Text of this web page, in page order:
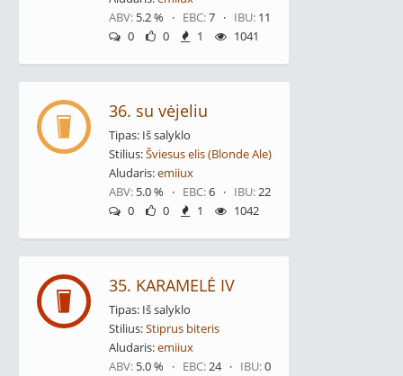
ABV: 5.2 % · EBC:7 · IBU: 11
0
0 1 1041
36. su vėjeliu
Tipas: Iš salyklo
Stilius:Šviesus elis (Blonde Ale)
Aludaris:emiiux
ABV: 5.0 % · EBC:6 · IBU:22
0
0 1 1042
35. KARAMELĖ IV
Tipas: Iš salyklo
Stilius:Stiprus biteris
Aludaris:emiiux
ABV: 5.0 % · EBC:24 · IBU:0